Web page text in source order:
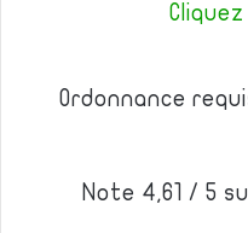
Ordonnance
Note 4,61 / 5